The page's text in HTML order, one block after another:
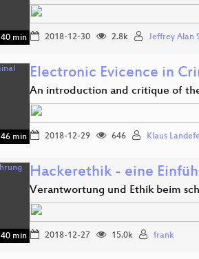
40 min 2018-12-30 2.8k Jeffrey Alan
46 min
Electronic Evicence in
An introduction and critique of
2018-12-29 646 Klaus
40 min
Hackerethik - eine
Verantwortung und Ethik beim
2018-12-27 15.0k frank